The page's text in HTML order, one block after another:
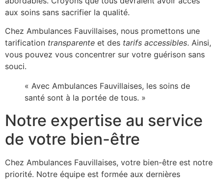
aux soins sans sacrifier la qualité.
Chez Ambulances Fauvillaises, nous promettons une
tarification transparente et des tarifs accessibles. Ainsi,
vous pouvez vous concentrer sur votre guérison sans
souci.
« Avec Ambulances Fauvillaises, les soins de
santé sont à la portée de tous. »
Notre expertise au service
de votre bien-être
Chez Ambulances Fauvillaises, votre bien-être est notre
priorité. Notre équipe est formée aux dernières